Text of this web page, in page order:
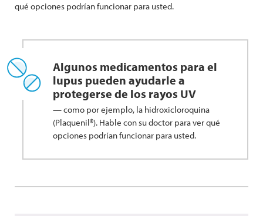
qué opciones podrían funcionar para usted.
Algunos medicamentos para el
lupus pueden ayudarle a
protegerse de los rayos UV
— como por ejemplo, la hidroxicloroquina
(Plaquenil®). Hable con su doctor para ver qué
opciones podrían funcionar para usted.